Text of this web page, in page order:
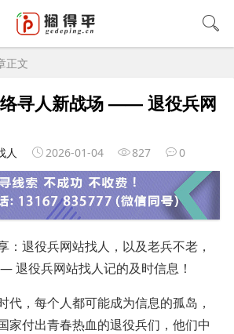
正文
寻人新战场 —— 退役兵网
人 2026-01-04 827 0
：退役兵网站找人，以及老兵不老，
退役兵网站找人记的及时信息！
代，每个人都可能成为信息的孤岛，
家付出青春热血的退役兵们，他们中